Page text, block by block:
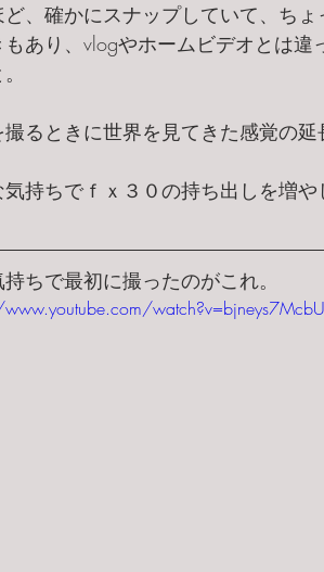
ど、確かにスナップしていて、ち
もあり、vlogやホームビデオとは
るときに世界を見てきた感覚の
気持ちでｆｘ３０の持ち出しを増
ちで最初に撮ったのがこれ。
watch?v=bjneys7McbU